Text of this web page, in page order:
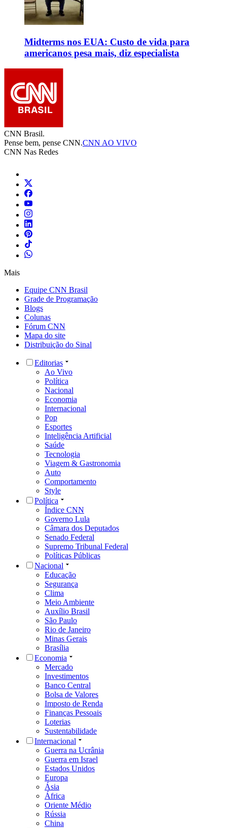
Midterms nos EUA: Custo de vida para
americanos pesa mais, diz especialista
CNN Brasil.
Pense bem, pense CNN.CNN AO VIVO
CNN Nas Redes
Mais
Equipe CNN Brasil
Grade de Programação
Blogs
Colunas
Fórum CNN
Mapa do site
Distribuição do Sinal
Editorias
Ao Vivo
Política
Nacional
Economia
Internacional
Pop
Esportes
Inteligência Artificial
Saúde
Tecnologia
Viagem & Gastronomia
Auto
Comportamento
Style
Política
Índice CNN
Governo Lula
Câmara dos Deputados
Senado Federal
Supremo Tribunal Federal
Políticas Públicas
Nacional
Educação
Segurança
Clima
Meio Ambiente
Auxílio Brasil
São Paulo
Rio de Janeiro
Minas Gerais
Brasília
Economia
Mercado
Investimentos
Banco Central
Bolsa de Valores
Imposto de Renda
Finanças Pessoais
Loterias
Sustentabilidade
Internacional
Guerra na Ucrânia
Guerra em Israel
Estados Unidos
Europa
Ásia
África
Oriente Médio
Rússia
China